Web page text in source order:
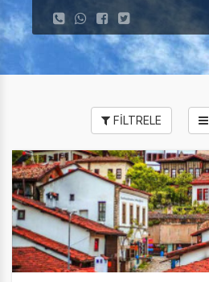
FİLTRELE